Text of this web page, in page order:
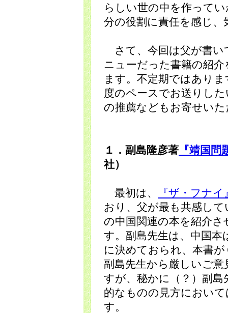
らしい世の中を作って
分の役割に責任を感じ
さて、今回は父が書い
ニューだった書籍の紹
ます。不定期ではあり
度のペースでお送りし
の推薦などもお寄せい
１．副島隆彦著 『靖国
社）
最初は、
『ザ・フナイ
おり、父が最も共感し
の中国関連の本を紹介
す。副島先生は、中国
に決めておられ、本書
副島先生から厳しいご
すが、秘かに（？）副
的なものの見方におい
す。